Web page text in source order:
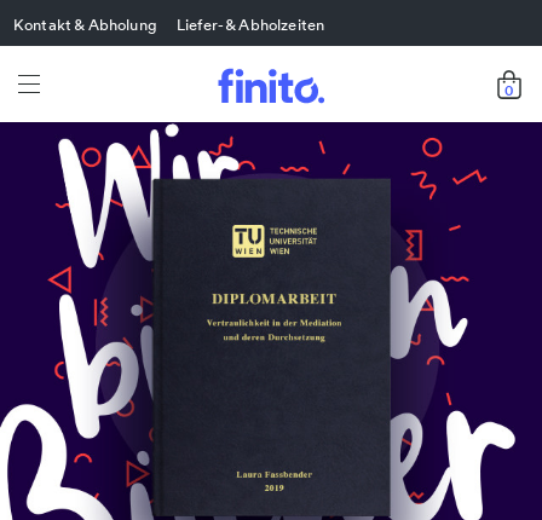
Kontakt & Abholung Liefer- & Abholzeiten
0